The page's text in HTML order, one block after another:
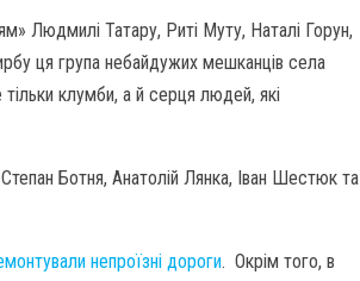
Людмилі Татару, Риті Муту, Наталі Горун,
ця група небайдужих мешканців села
клумби, а й серця людей, які
Ботня, Анатолій Лянка, Іван Шестюк та
непроїзні дороги. Окрім того, в